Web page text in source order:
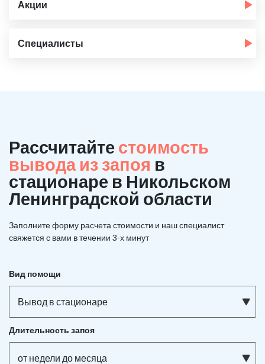
Акции
Специалисты
Рассчитайте стоимость
вывода из запоя в
стационаре в Никольском
Ленинградской области
Заполните форму расчета стоимости и нашспециалист
свяжется с вами в течении 3-х минут
Вид помощи
Вывод в стационаре
Длительность запоя
от недели до месяца